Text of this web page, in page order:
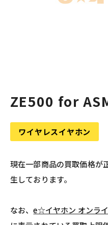
ZE500 for
ワイヤレスイヤホン
現在一部商品の買取価格が
生しております。
なお、e☆イヤホン オンラ